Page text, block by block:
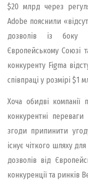
$20 млрд через
Adobe пояснили
дозволів із боку
Європейському Союзі
конкуренту Figma
співпраці у розмірі $1
Хоча обидві
конкурентні
згоди припинити
існує чіткого шляху
дозволів від
конкуренції та ринків